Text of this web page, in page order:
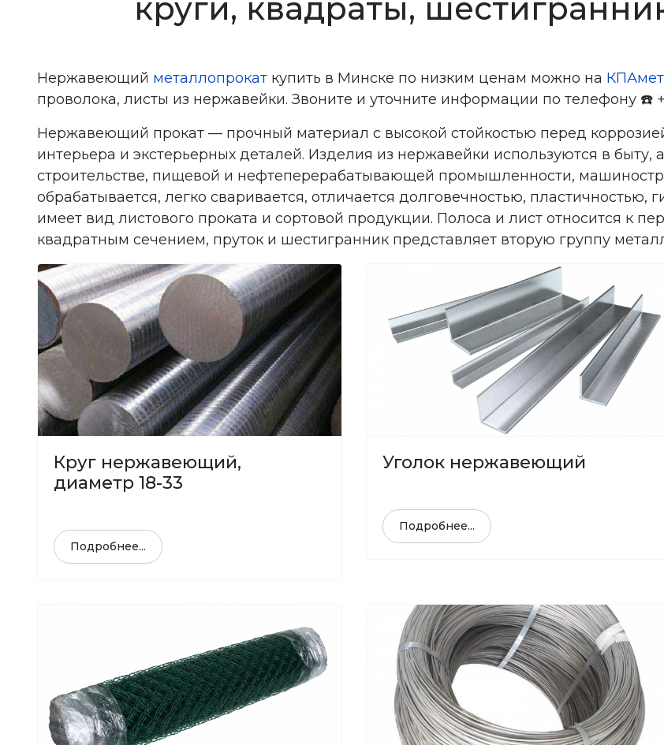
круги, квадраты,
Нержавеющий металлопрокат купить в Минске по низким ценам можно на
проволока, листы из нержавейки. Звоните и уточните информации по телефону ☎
Нержавеющий прокат — прочный материал с высокой стойкостью перед
интерьера и экстерьерных деталей. Изделия из нержавейки используются в быту,
строительстве, пищевой и нефтеперерабатывающей промышленности,
обрабатывается, легко сваривается, отличается долговечностью,
имеет вид листового проката и сортовой продукции. Полоса и лист относится к
квадратным сечением, пруток и шестигранник представляет вторую группу
Круг нержавеющий,
диаметр 18-33
Подробнее...
Уголок нержавеющий
Подробнее...